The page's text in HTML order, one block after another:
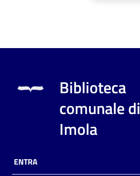
Biblioteca
comunale di
Imola
ENTRA